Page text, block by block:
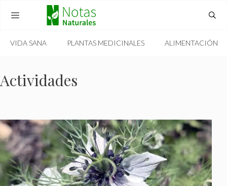
MENU
VIDA SANA PLANTAS MEDICINALES ALIMENTACIÓN
Actividades